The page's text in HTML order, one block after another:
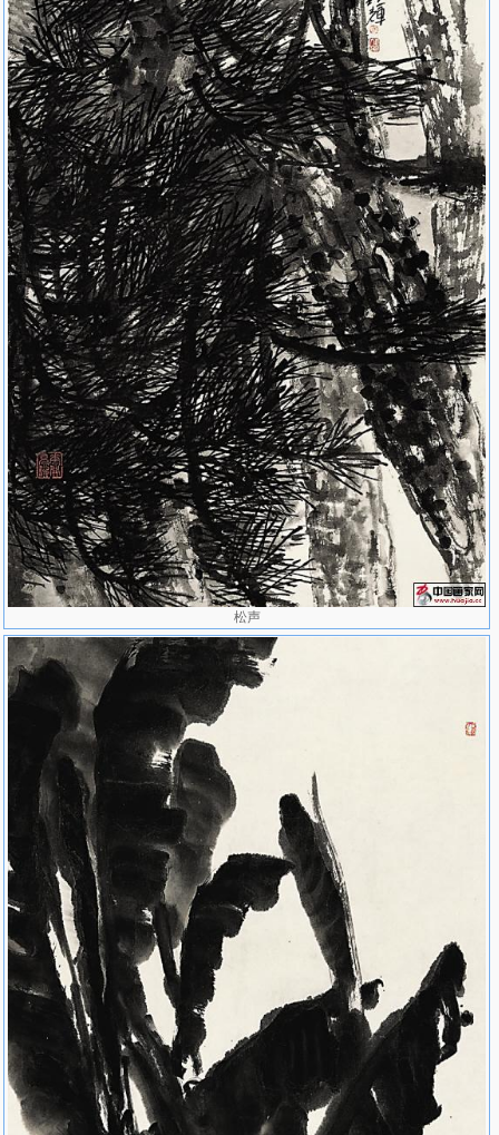
2003年国画家马锋辉《墨梅之五》参加《全国中国画画家提名展》
获提名奖。
2004年国画家马锋辉《碧无穷》入选《“墨——古典与现代”国际水墨
画学术展》（日本）；《濡笔风骨》入选“第十届全国美术作品展
览”并获优秀奖，参加“第十届全国美术作品展览获奖作品展”（北
京），浙江美术馆收藏。
2005年国画家马锋辉《荷塘清趣》参加“当代中国画名家作品展”，宁
波美术馆收藏；《松林图》参加“中国当代水墨艺术邀请展”；《凝
碧》入选第二届中国北京国际美术双年展序列展（中国中青年艺术家
精品展），中国美术家协会收藏；《傲风》、《康寿》等参加“浙江
名家——中国画展览”。
2006年国画家马锋辉《松风》参加“当代中国画百家作品邀请展”；
《云松之一》、《云松之二》、《雨荷》参加“闲情逸致——中国书
画名家作品邀请展”（杭州）；《芙蓉秋江》、《墨松之四》、《墨
松之五》等参加“2006年度全国当代花鸟画家提名展”（北京）。
2007年国画家马锋辉《风雨秋池》、《秋声》等参加“全国中青年中
国画（花鸟）名家优秀作品展（北京）；《秋日》、《缤纷》等参
加“无法解读的江南——2007年江浙沪水墨艺术家作品 邀请展”（南
京、上海、杭州）；《耀日》、《无尘》、《松声》、《露气》和
《浓翠》等参加“浙江省山水花鸟画名家作品展”（香港）。
2009国画家马锋辉年浙江美协增补孙永、马锋辉为副主席。
2012年国画家马锋辉在“杭州纤维艺术三年展”首次新闻发布会致辞。
松声